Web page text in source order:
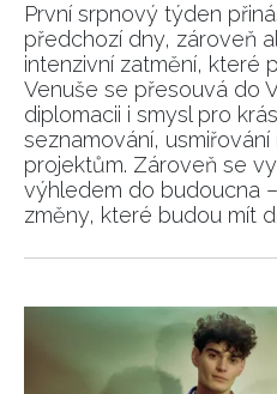
První srpnový týden
předchozí dny, zároveň
intenzivní zatmění, které
Venuše se přesouvá do
diplomacii i smysl pro
seznamování,
projektům. Zároveň se
výhledem do budoucna
změny, které budou mít